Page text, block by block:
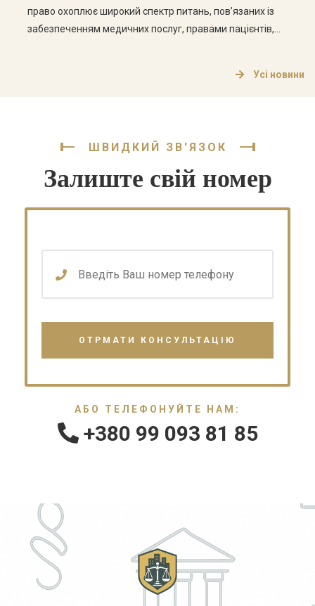
право охоплює широкий спектр питань, пов’язаних із
забезпеченням медичних послуг, правами пацієнтів,
права Медичне право в Україні складається з кількох
Усі новини
ШВИДКИЙ ЗВ'ЯЗОК
Залиште свій номер
АБО ТЕЛЕФОНУЙТЕ НАМ:
+380 99 093 81 85